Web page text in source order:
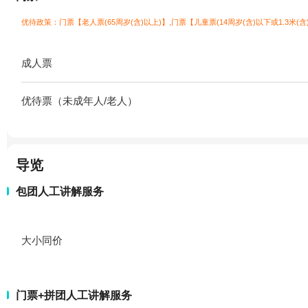
优待政策：门票【老人票(65周岁(含)以上)】,门票【儿童票(14周岁(含)以下或1.3米(含)
成人票
优待票（未成年人/老人）
导览
包团人工讲解服务
大小同价
门票+拼团人工讲解服务